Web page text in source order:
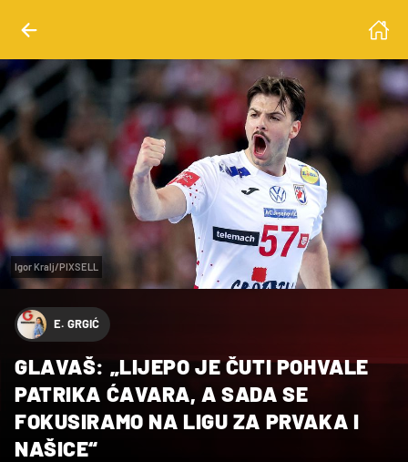
Igor Kralj/PIXSELL
E. GRGIĆ
GLAVAŠ: „LIJEPO JE ČUTI POHVALE
PATRIKA ĆAVARA, A SADA SE
FOKUSIRAMO NA LIGU ZA PRVAKA I
NAŠICE“